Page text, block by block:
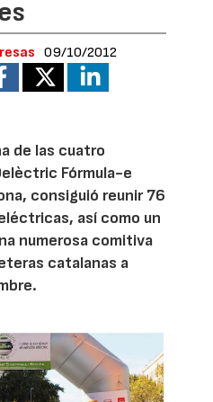
09/10/2012
de las cuatro
Fórmula-e
consiguió reunir 76
así como un
numerosa comitiva
catalanas a